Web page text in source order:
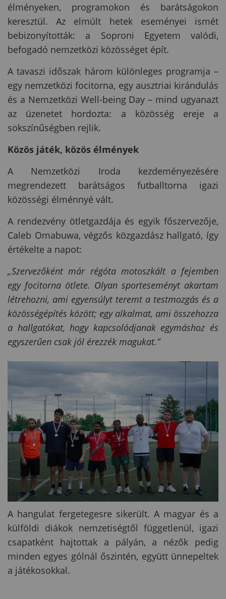
élményeken, programokon és barátságokon
keresztül. Az elmúlt hetek eseményei ismét
bebizonyították: a Soproni Egyetem valódi,
befogadó nemzetközi közösséget épít.
A tavaszi időszak három különleges programja –
egy nemzetközi focitorna, egy ausztriai kirándulás
és a Nemzetközi Well-being Day – mind ugyanazt
az üzenetet hordozta: a közösség ereje a
sokszínűségben rejlik.
Közös játék, közös élmények
A Nemzetközi Iroda kezdeményezésére
megrendezett barátságos futballtorna igazi
közösségi élménnyé vált.
A rendezvény ötletgazdája és egyik főszervezője,
Caleb Omabuwa, végzős közgazdász hallgató, így
értékelte a napot:
„Szervezőként már régóta motoszkált a fejemben
egy focitorna ötlete. Olyan sporteseményt akartam
létrehozni, ami egyensúlyt teremt a testmozgás és a
közösségépítés között; egy alkalmat, ami összehozza
a hallgatókat, hogy kapcsolódjanak egymáshoz és
egyszerűen csak jól érezzék magukat.”
A hangulat fergetegesre sikerült. A magyar és a
külföldi diákok nemzetiségtől függetlenül, igazi
csapatként hajtottak a pályán, a nézők pedig
minden egyes gólnál őszintén, együtt ünnepeltek
a játékosokkal.